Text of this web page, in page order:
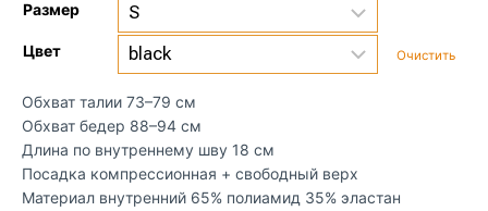
Размер
Цвет Очистить
Обхват талии 73–79 см
Обхват бедер 88–94 см
Длина по внутреннему шву 18 см
Посадка компрессионная + свободный верх
Материал внутренний 65% полиамид 35% эластан